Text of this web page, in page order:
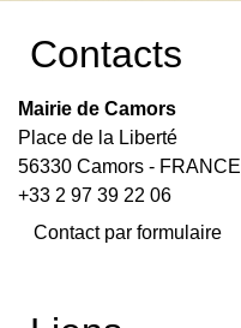
Contacts
Mairie de Camors
Place de la Liberté
56330 Camors - FRANCE
+33 2 97 39 22 06
Contact par formulaire